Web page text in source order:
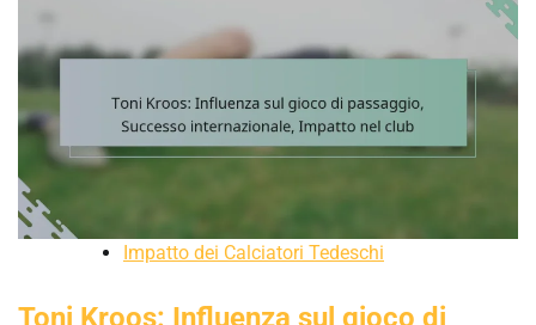
Impatto dei Calciatori Tedeschi
Toni Kroos: Influenza sul gioco di